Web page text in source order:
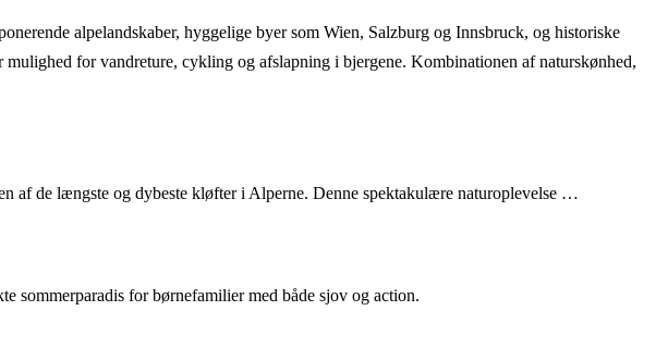
alpelandskaber, hyggelige byer som Wien, Salzburg og Innsbruck, og historiske
for vandreture, cykling og afslapning i bjergene. Kombinationen af naturskønhed,
af de længste og dybeste kløfter i Alperne. Denne spektakulære naturoplevelse …
sommerparadis for børnefamilier med både sjov og action.